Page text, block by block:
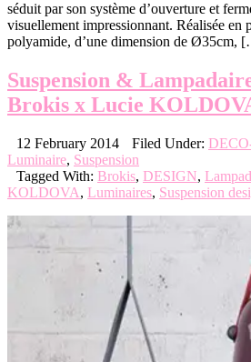
séduit par son système d’ouverture et
visuellement impressionnant. Réalisée en
polyamide, d’une dimension de Ø35cm,
Suspension &
Brokis x Lucie
12 February 2014 Filed Under:
Luminaire, Suspension
Tagged With: Brokis, DESIGN,
KOLDOVA, Luminaires, Suspension